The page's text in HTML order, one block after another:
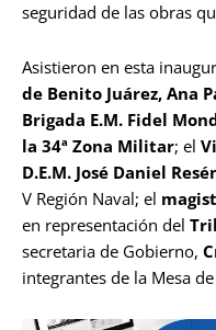
seguridad de las obras
Asistieron en esta
de Benito Juárez, Ana
Brigada E.M. Fidel
la 34ª Zona Militar; el
D.E.M. José Daniel
V Región Naval; el
en representación del
secretaria de Gobierno,
integrantes de la Mesa